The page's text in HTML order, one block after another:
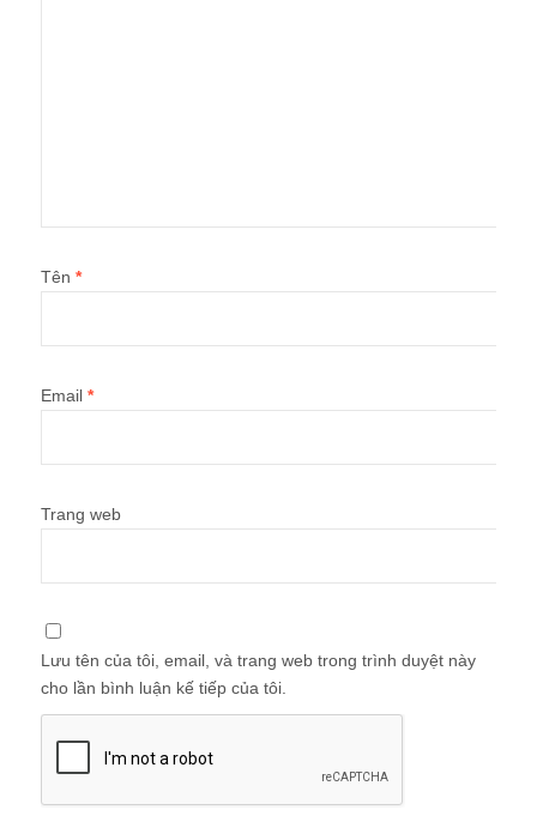
Tên *
Email *
Trang web
Lưu tên của tôi, email, và trang web trong trình duyệt này
cho lần bình luận kế tiếp của tôi.